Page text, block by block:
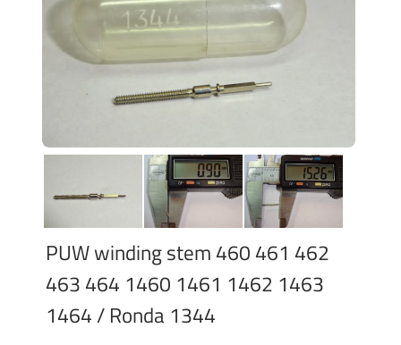
PUW winding stem 460 461 462
463 464 1460 1461 1462 1463
1464 / Ronda 1344